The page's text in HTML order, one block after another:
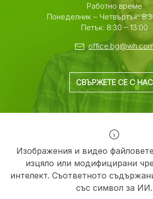
Работно време
Понеделник – Четвъртък:
Петък: 8:30 – 13:00
СВЪРЖЕТЕ СЕ С НАС
Изображения и видео
изцяло или модифицирани
интелект. Съответното
със символ за ИИ.